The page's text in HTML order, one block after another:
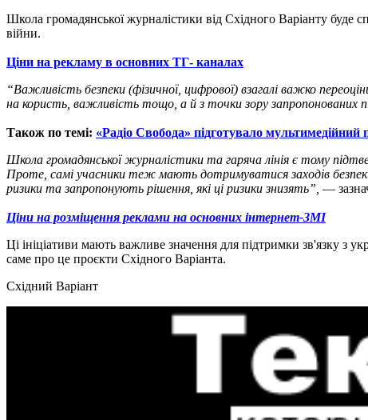
Школа громадянської журналістики від Східного Варіанту буде
війни.
Ціни на рекламу в основних ТГ- каналах
“Важливість безпеки (фізичної, цифрової) взагалі важко
на користь, важливість тощо, а й з точки зору запропонованих
Також по темі: «Радіо Свобода» підготувало мультимедійний
Школа громадянської журналістики та гаряча лінія є тому
Проте, самі учасники теж мають дотримуватися заходів
ризики та запропонують рішення, які ці ризики знизять”, —
Ціни на розміщення реклами на основних інтернет-ЗМІ
Ці ініціативи мають важливе значення для підтримки зв'язку з
саме про це проєкти Східного Варіанта.
Східний Варіант